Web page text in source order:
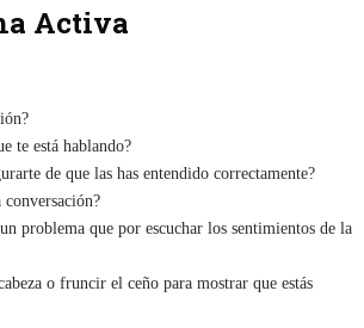
Activa
te está hablando?
de que las has entendido correctamente?
problema que por escuchar los sentimientos de la
o fruncir el ceño para mostrar que estás